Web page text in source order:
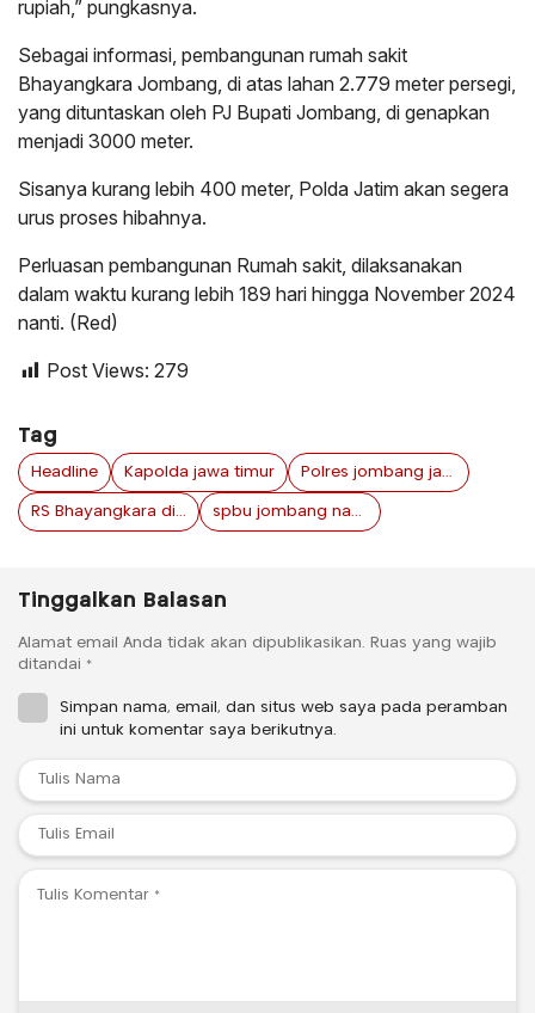
rupiah,” pungkasnya.
Sebagai informasi, pembangunan rumah sakit
Bhayangkara Jombang, di atas lahan 2.779 meter persegi,
yang dituntaskan oleh PJ Bupati Jombang, di genapkan
menjadi 3000 meter.
Sisanya kurang lebih 400 meter, Polda Jatim akan segera
urus proses hibahnya.
Perluasan pembangunan Rumah sakit, dilaksanakan
dalam waktu kurang lebih 189 hari hingga November 2024
nanti. (Red)
Post Views: 279
Tag
Headline Kapolda jawa timur Polres jombang jawa timur
RS Bhayangkara di jombang spbu jombang nakal
Tinggalkan Balasan
Alamat email Anda tidak akan dipublikasikan. Ruas yang wajib
ditandai *
Simpan nama, email, dan situs web saya pada peramban
ini untuk komentar saya berikutnya.